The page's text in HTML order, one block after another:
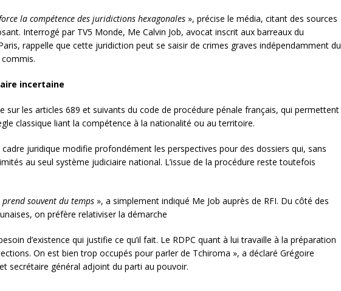
la compétence des juridictions hexagonales », précise le média, citant des sources
Interrogé par TV5 Monde, Me Calvin Job, avocat inscrit aux barreaux du
rappelle que cette juridiction peut se saisir de crimes graves indépendamment du
incertaine
sur les articles 689 et suivants du code de procédure pénale français, qui permettent
classique liant la compétence à la nationalité ou au territoire.
cadre juridique modifie profondément les perspectives pour des dossiers qui, sans
au seul système judiciaire national. L’issue de la procédure reste toutefois
prend souvent du temps », a simplement indiqué Me Job auprès de RFI. Du côté des
on préfère relativiser la démarche
d’existence qui justifie ce qu’il fait. Le RDPC quant à lui travaille à la préparation
On est bien trop occupés pour parler de Tchiroma », a déclaré Grégoire
secrétaire général adjoint du parti au pouvoir.